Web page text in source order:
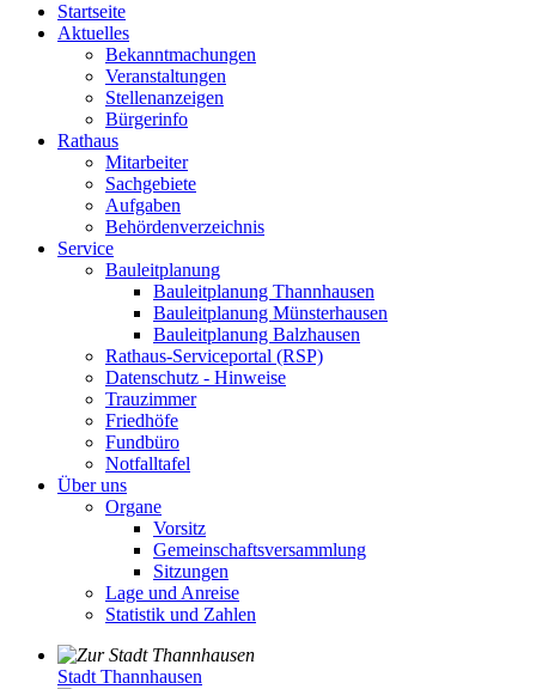
Startseite
Aktuelles
Bekanntmachungen
Veranstaltungen
Stellenanzeigen
Bürgerinfo
Rathaus
Mitarbeiter
Sachgebiete
Aufgaben
Behördenverzeichnis
Service
Bauleitplanung
Bauleitplanung Thannhausen
Bauleitplanung Münsterhausen
Bauleitplanung Balzhausen
Rathaus-Serviceportal (RSP)
Datenschutz - Hinweise
Trauzimmer
Friedhöfe
Fundbüro
Notfalltafel
Über uns
Organe
Vorsitz
Gemeinschaftsversammlung
Sitzungen
Lage und Anreise
Statistik und Zahlen
Stadt Thannhausen